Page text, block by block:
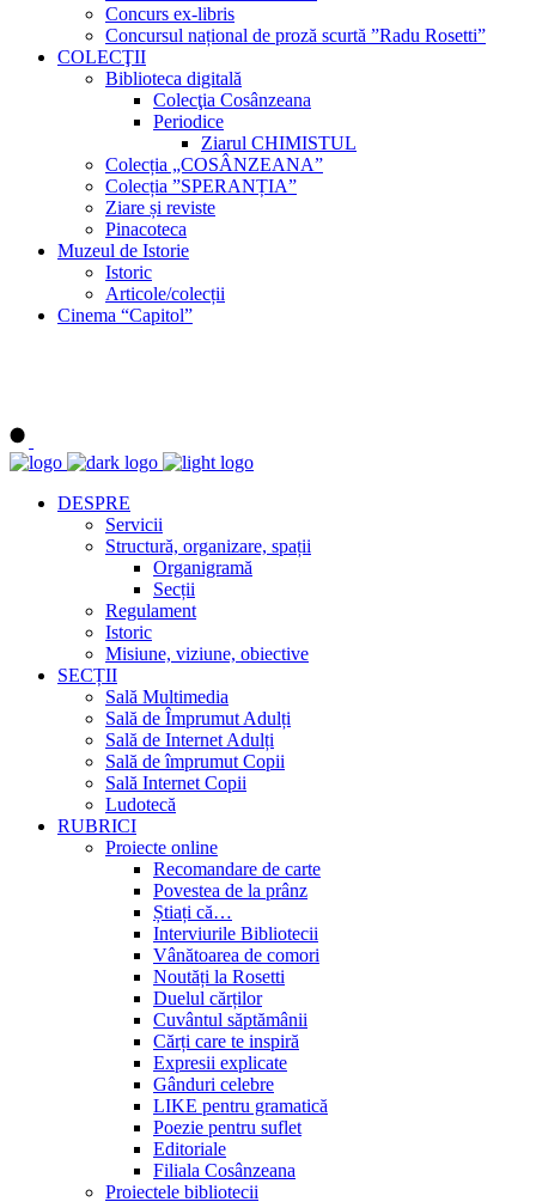
Concurs ex-libris
Concursul național de proză scurtă ”Radu Rosetti”
COLECŢII
Biblioteca digitală
Colecţia Cosânzeana
Periodice
Ziarul CHIMISTUL
Colecția „COSÂNZEANA”
Colecția ”SPERANȚIA”
Ziare și reviste
Pinacoteca
Muzeul de Istorie
Istoric
Articole/colecții
Cinema “Capitol”
DESPRE
Servicii
Structură, organizare, spații
Organigramă
Secții
Regulament
Istoric
Misiune, viziune, obiective
SECȚII
Sală Multimedia
Sală de Împrumut Adulți
Sală de Internet Adulți
Sală de împrumut Copii
Sală Internet Copii
Ludotecă
RUBRICI
Proiecte online
Recomandare de carte
Povestea de la prânz
Știați că…
Interviurile Bibliotecii
Vânătoarea de comori
Noutăți la Rosetti
Duelul cărților
Cuvântul săptămânii
Cărți care te inspiră
Expresii explicate
Gânduri celebre
LIKE pentru gramatică
Poezie pentru suflet
Editoriale
Filiala Cosânzeana
Proiectele bibliotecii